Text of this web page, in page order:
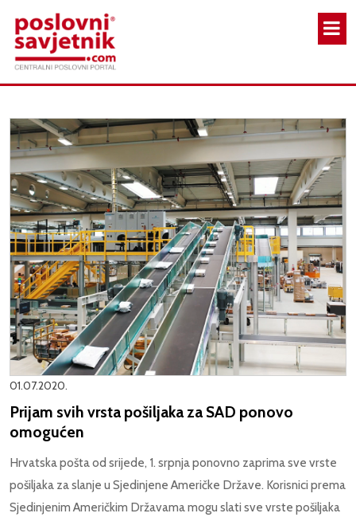
01.07.2020.
Prijam svih vrsta pošiljaka za SAD ponovo
omogućen
Hrvatska pošta od srijede, 1. srpnja ponovno zaprima sve vrste
pošiljaka za slanje u Sjedinjene Američke Države. Korisnici prema
Sjedinjenim Američkim Državama mogu slati sve vrste pošiljaka